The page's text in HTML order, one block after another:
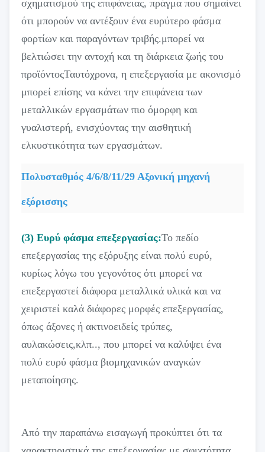
σχηματισμού της επιφάνειας, πράγμα που σημαίνει
ότι μπορούν να αντέξουν ένα ευρύτερο φάσμα
φορτίων και παραγόντων τριβής.μπορεί να
βελτιώσει την αντοχή και τη διάρκεια ζωής του
προϊόντοςΤαυτόχρονα, η επεξεργασία με ακονισμό
μπορεί επίσης να κάνει την επιφάνεια των
μεταλλικών εργασμάτων πιο όμορφη και
γυαλιστερή, ενισχύοντας την αισθητική
ελκυστικότητα των εργασμάτων.
Πολυσταθμός 4/6/8/11/29 Αξονική μηχανή
εξόρισσης
(3) Ευρύ φάσμα επεξεργασίας:Το πεδίο
επεξεργασίας της εξόρυξης είναι πολύ ευρύ,
κυρίως λόγω του γεγονότος ότι μπορεί να
επεξεργαστεί διάφορα μεταλλικά υλικά και να
χειριστεί καλά διάφορες μορφές επεξεργασίας,
όπως άξονες ή ακτινοειδείς τρύπες,
αυλακώσεις,κλπ.., που μπορεί να καλύψει ένα
πολύ ευρύ φάσμα βιομηχανικών αναγκών
μεταποίησης.
Από την παραπάνω εισαγωγή προκύπτει ότι τα